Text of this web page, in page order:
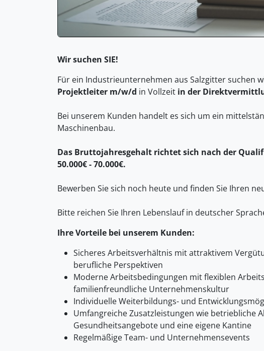
Wir suchen SIE!
Für ein Industrieunternehmen aus Salzgitter suchen
Projektleiter m/w/d in Vollzeit in der
Bei unserem Kunden handelt es sich um ein
Maschinenbau.
Das Bruttojahresgehalt richtet sich nach der
50.000€ - 70.000€.
Bewerben Sie sich noch heute und finden Sie Ihren
Bitte reichen Sie Ihren Lebenslauf in deutscher
Ihre Vorteile bei unserem Kunden:
Sicheres Arbeitsverhältnis mit attraktivem
berufliche Perspektiven
Moderne Arbeitsbedingungen mit flexiblen
familienfreundliche Unternehmenskultur
Individuelle Weiterbildungs- und
Umfangreiche Zusatzleistungen wie betriebliche
Gesundheitsangebote und eine eigene Kantine
Regelmäßige Team- und Unternehmensevents